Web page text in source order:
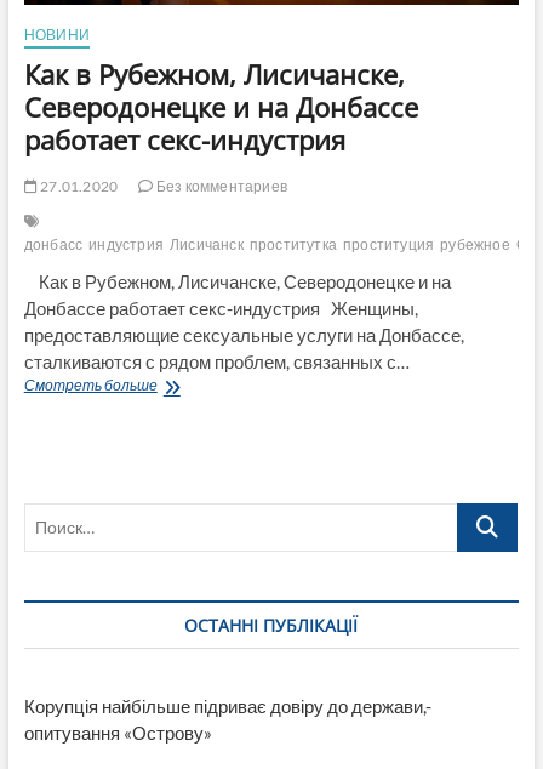
НОВИНИ
Как в Рубежном, Лисичанске,
Северодонецке и на Донбассе
работает секс-индустрия
27.01.2020 Без комментариев
донбасс индустрия Лисичанск проститутка проституция рубежное
Как в Рубежном, Лисичанске, Северодонецке и на
Донбассе работает секс-индустрия Женщины,
предоставляющие сексуальные услуги на Донбассе,
сталкиваются с рядом проблем, связанных с…
Смотреть большеКак
работает
индустрия
Поиск…
ОСТАННІ ПУБЛІКАЦІЇ
Корупція найбільше підриває довіру до держави,-
опитування «Острову»